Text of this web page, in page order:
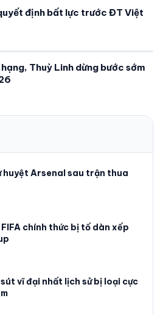
định bất lực trước ĐT Việt
Thuỳ Linh dừng bước sớm
Arsenal sau trận thua
chính thức bị tố dàn xếp
sút vĩ đại nhất lịch sử bị loại cực